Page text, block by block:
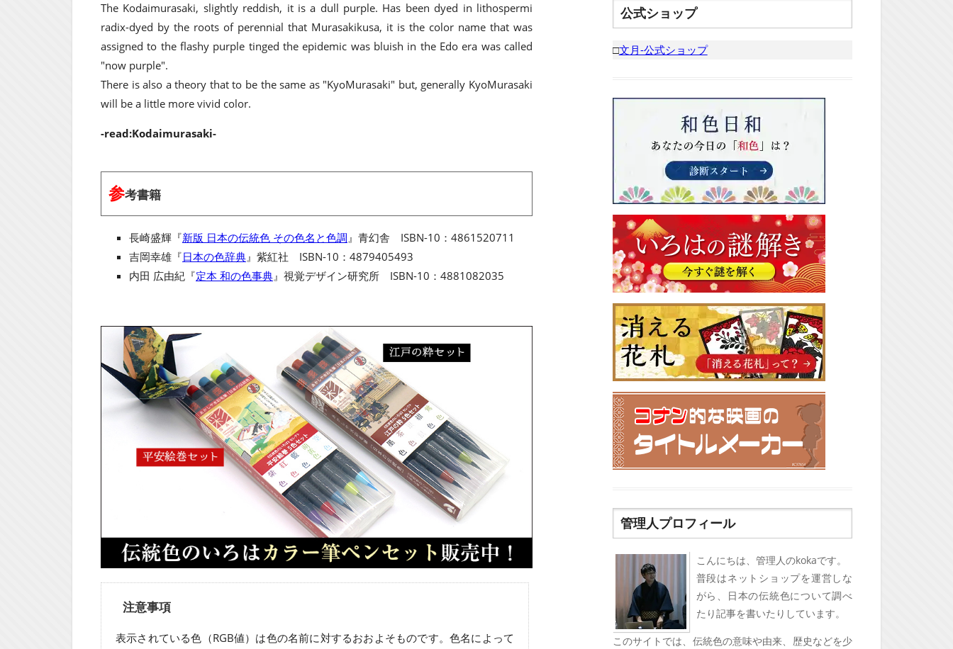
The Kodaimurasaki, slightly reddish, it is a dull purple. Has been dyed in lithospermi
radix-dyed by the roots of perennial that Murasakikusa, it is the color name that was
assigned to the flashy purple tinged the epidemic was bluish in the Edo era was called
"now purple".
There is also a theory that to be the same as "KyoMurasaki" but, generally KyoMurasaki
will be a little more vivid color.
-read:Kodaimurasaki-
参考書籍
長崎盛輝『新版 日本の伝統色 その色名と色調 』青幻舎 ISBN-10：4861520711
吉岡幸雄『日本の色辞典 』紫紅社 ISBN-10：4879405493
内田 広由紀『定本 和の色事典 』視覚デザイン研究所 ISBN-10：4881082035
注意事項
表示されている色（RGB値）は色の名前に対するおおよそものです。色名によって
公式ショップ
□文月-公式ショップ
管理人プロフィール
こんにちは、管理人のkokaです。
普段はネットショップを運営しな
がら、日本の伝統色について調べ
たり記事を書いたりしています。
このサイトでは、伝統色の意味や由来、歴史などを少